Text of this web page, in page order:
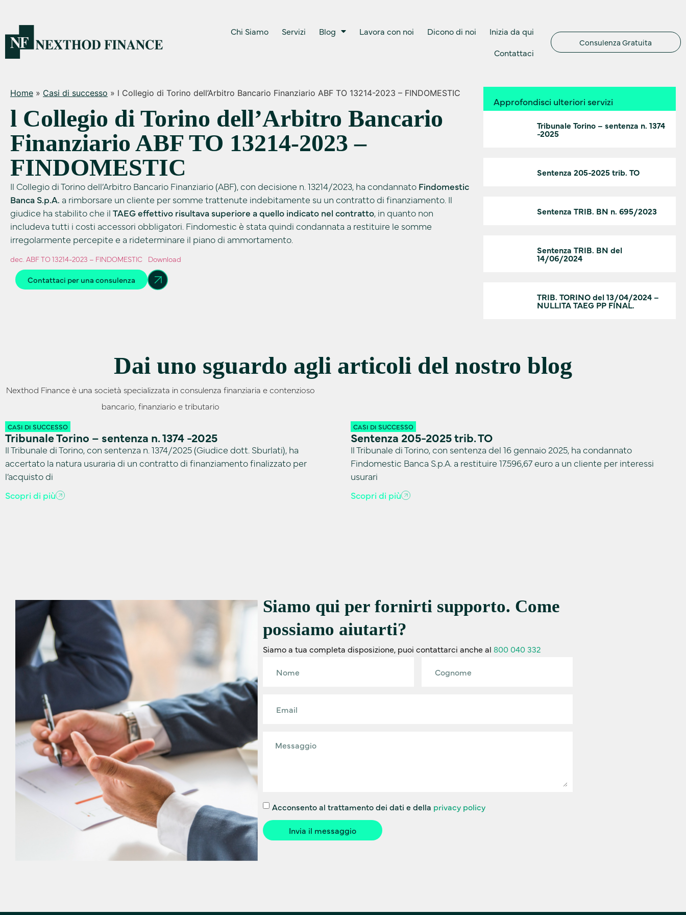
Chi Siamo Servizi Blog Lavora con noi Dicono di noi
Inizia da qui
Contattaci
Consulenza Gratuita
Home » Casi di successo » l Collegio di Torino dell’Arbitro Bancario Finanziario ABF TO 13214-2023 – FINDOMESTIC
l Collegio di Torino dell’Arbitro Bancario
Finanziario ABF TO 13214-2023 –
FINDOMESTIC
Il Collegio di Torino dell’Arbitro Bancario Finanziario (ABF), con decisione n. 13214/2023, ha condannato Findomestic
Banca S.p.A. a rimborsare un cliente per somme trattenute indebitamente su un contratto di finanziamento. Il
giudice ha stabilito che il TAEG effettivo risultava superiore a quello indicato nel contratto, in quanto non
includeva tutti i costi accessori obbligatori. Findomestic è stata quindi condannata a restituire le somme
irregolarmente percepite e a rideterminare il piano di ammortamento.
dec. ABF TO 13214-2023 – FINDOMESTIC Download
Contattaci per una consulenza
Approfondisci ulteriori servizi
Tribunale Torino – sentenza n. 1374
-2025
Sentenza 205-2025 trib. TO
Sentenza TRIB. BN n. 695/2023
Sentenza TRIB. BN del
14/06/2024
TRIB. TORINO del 13/04/2024 –
NULLITA TAEG PP FINAL.
Dai uno sguardo agli articoli del nostro blog
Nexthod Finance è una società specializzata in consulenza finanziaria e contenzioso
bancario, finanziario e tributario
CASI DI SUCCESSO
Tribunale Torino – sentenza n. 1374 -2025
Il Tribunale di Torino, con sentenza n. 1374/2025 (Giudice dott. Sburlati), ha
accertato la natura usuraria di un contratto di finanziamento finalizzato per
l’acquisto di
Scopri di più
CASI DI SUCCESSO
Sentenza 205-2025 trib. TO
Il Tribunale di Torino, con sentenza del 16 gennaio 2025, ha condannato
Findomestic Banca S.p.A. a restituire 17.596,67 euro a un cliente per interessi
usurari
Scopri di più
Siamo qui per fornirti supporto. Come
possiamo aiutarti?
Siamo a tua completa disposizione, puoi contattarci anche al 800 040 332
Acconsento al trattamento dei dati e della privacy policy
Invia il messaggio